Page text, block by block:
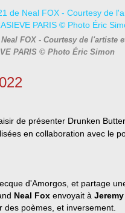
FOX - Courtesy de l'artiste
PARIS © Photo Éric Simon
de présenter Drunken
en collaboration avec le
d'Amorgos, et partage
Neal Fox envoyait à
des poèmes, et inversement.